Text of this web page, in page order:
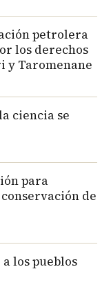
petrolera
los derechos
y Taromenane
ciencia se
para
de
los pueblos